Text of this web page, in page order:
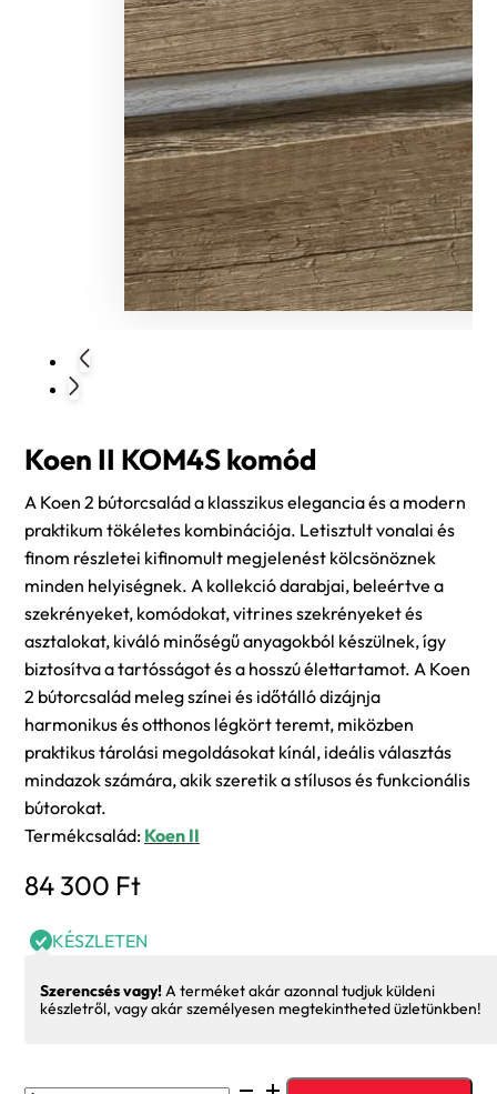
Koen II KOM4S komód
A Koen 2 bútorcsalád a klasszikus elegancia és a modern
praktikum tökéletes kombinációja. Letisztult vonalai és
finom részletei kifinomult megjelenést kölcsönöznek
minden helyiségnek. A kollekció darabjai, beleértve a
szekrényeket, komódokat, vitrines szekrényeket és
asztalokat, kiváló minőségű anyagokból készülnek, így
biztosítva a tartósságot és a hosszú élettartamot. A Koen
2 bútorcsalád meleg színei és időtálló dizájnja
harmonikus és otthonos légkört teremt, miközben
praktikus tárolási megoldásokat kínál, ideális választás
mindazok számára, akik szeretik a stílusos és funkcionális
bútorokat.
Termékcsalád: Koen II
84 300 Ft
KÉSZLETEN
Szerencsés vagy!A terméket akár azonnal tudjuk küldeni
készletről, vagy akár személyesen megtekintheted üzletünkben!